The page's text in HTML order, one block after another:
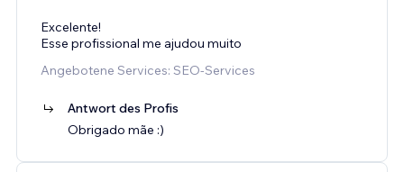
Excelente!
Esse profissional me ajudou muito
Angebotene Services: SEO-Services
Antwort des Profis
Obrigado mãe :)